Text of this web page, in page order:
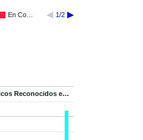
En Co… 1/2
Reconocidos e…
Reconocidos e…